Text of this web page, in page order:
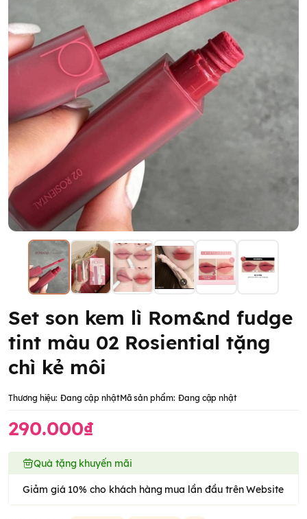
Set son kem lì Rom&nd fudge
tint màu 02 Rosiential tặng
chì kẻ môi
Thương hiệu: Đang cập nhậtMã sản phẩm: Đang cập nhật
290.000₫
Quà tặng khuyến mãi
Giảm giá 10% cho khách hàng mua lần đầu trên Website